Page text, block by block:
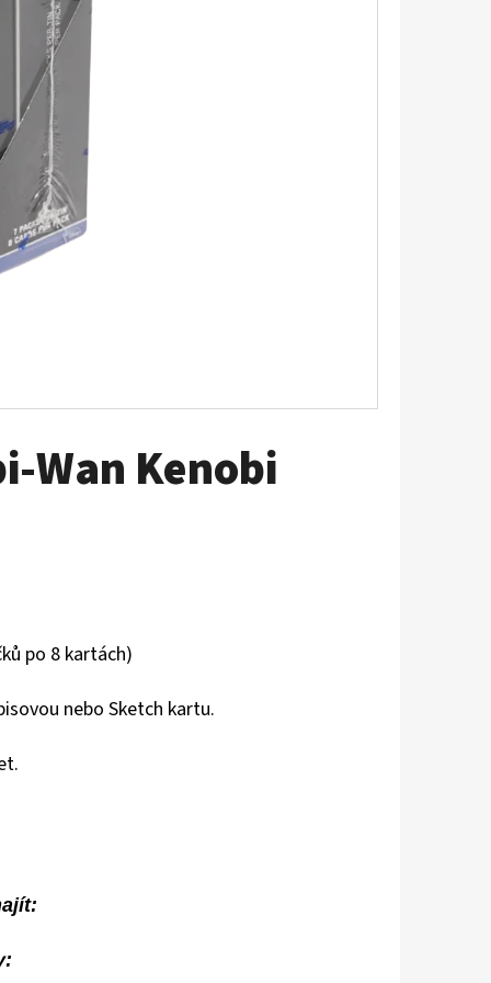
Wan Kenobi
po 8 kartách)
nebo Sketch kartu.
- 1 KS